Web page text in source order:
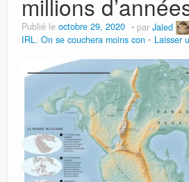
millions
Publié le octobre 29, 2020 par Jaled
IRL, On se couchera moins con Laisser